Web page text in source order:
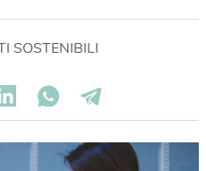
SOSTENIBILI